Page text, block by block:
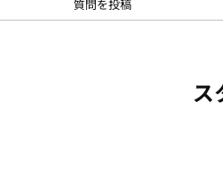
質問を投稿
ス